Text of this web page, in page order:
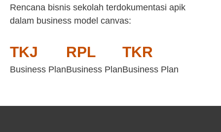
Rencana bisnis sekolah terdokumentasi apik
dalam business model canvas:
TKJ
Business Plan
RPL
Business Plan
TKR
Business Plan